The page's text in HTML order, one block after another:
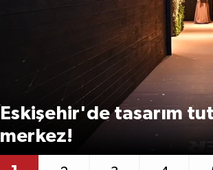
Eskişehir'de tasarım
merkez!